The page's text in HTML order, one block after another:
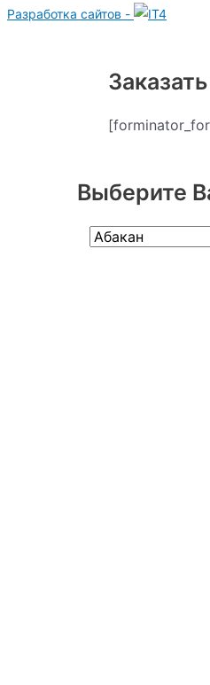
Разработка сайтов -
Выберите